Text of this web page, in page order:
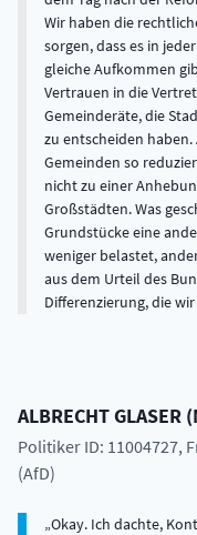
Wir haben die
sorgen, dass es in
gleiche Aufkommen
Vertrauen in die
Gemeinderäte, die
zu entscheiden
Gemeinden so
nicht zu einer
Großstädten. Was
Grundstücke eine
weniger belastet,
aus dem Urteil des
Differenzierung, die
ALBRECHTGLASER (
Politiker ID: 11004727,
(AfD)
Okay. Ich dachte,